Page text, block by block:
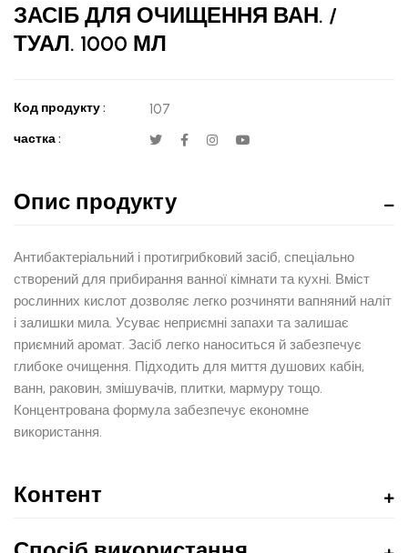
ЗАСІБ ДЛЯ ОЧИЩЕННЯ ВАН. /
ТУАЛ. 1000 МЛ
Код продукту : 107
частка :
Опис продукту
Антибактеріальний і протигрибковий засіб, спеціально
створений для прибирання ванної кімнати та кухні. Вміст
рослинних кислот дозволяє легко розчиняти вапняний наліт
і залишки мила. Усуває неприємні запахи та залишає
приємний аромат. Засіб легко наноситься й забезпечує
глибоке очищення. Підходить для миття душових кабін,
ванн, раковин, змішувачів, плитки, мармуру тощо.
Концентрована формула забезпечує економне
використання.
Контент